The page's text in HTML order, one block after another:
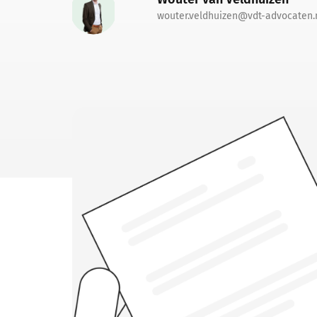
wouter.veldhuizen@vdt-